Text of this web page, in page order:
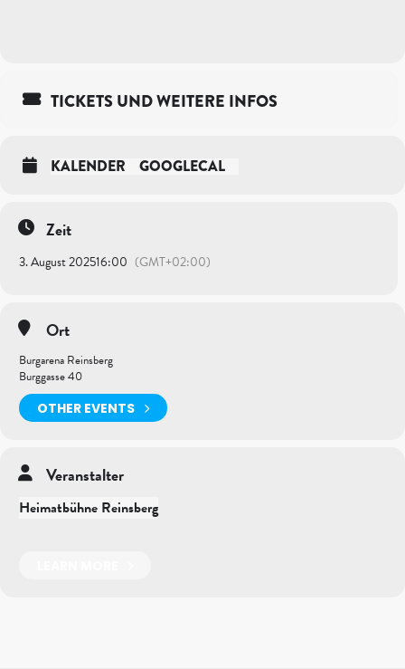
TICKETS UND WEITERE INFOS
KALENDER GOOGLECAL
Zeit
3. August 202516:00 (GMT+02:00)
Ort
Burgarena Reinsberg
Burggasse 40
OTHER EVENTS
Veranstalter
Heimatbühne Reinsberg